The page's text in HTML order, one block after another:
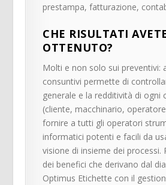
prestampa, fatturazione,
CHE RISULTATI
OTTENUTO?
Molti e non solo sui preventivi:
consuntivi permette di
generale e la redditività di ogni
(cliente, macchinario,
fornire a tutti gli operatori
informatici potenti e facili da
visione di insieme dei processi.
dei benefici che derivano dal
Optimus Etichette con il